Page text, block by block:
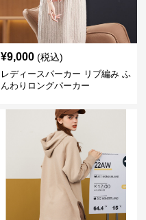
¥9,000 (税込)
レディースパーカー リブ編み ふ
んわりロングパーカー